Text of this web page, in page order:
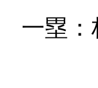
一塁